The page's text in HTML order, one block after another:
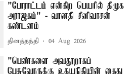
"போராட்டம் என்கிற பெயரில் திமுக
அராஜகம்" - வானதி சீனிவாசன்
கண்டனம்
தினத்தந்தி 04 Aug 2026
"பெண்களை அவதூறாகப்
பேசுவோருக்கு உதயநிதியின் கைது